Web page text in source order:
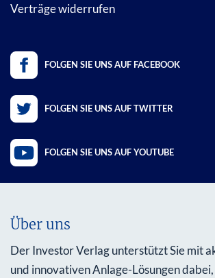
Verträge widerrufen
FOLGEN SIE UNS AUF FACEBOOK
FOLGEN SIE UNS AUF TWITTER
FOLGEN SIE UNS AUF YOUTUBE
Über uns
Der Investor Verlag unterstützt Sie mit
und innovativen Anlage-Lösungen